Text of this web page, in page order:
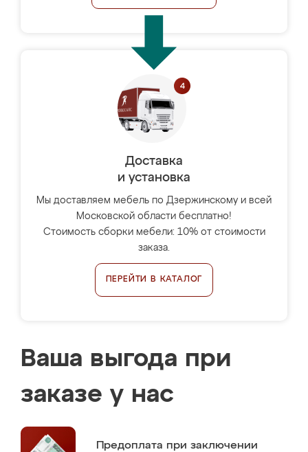
Доставка
и установка
Мы доставляем мебель по Дзержинскому и всей
Московской области бесплатно!
Стоимость сборки мебели: 10% от стоимости
заказа.
ПЕРЕЙТИ В КАТАЛОГ
Ваша выгода при
заказе у нас
Предоплата при заключении